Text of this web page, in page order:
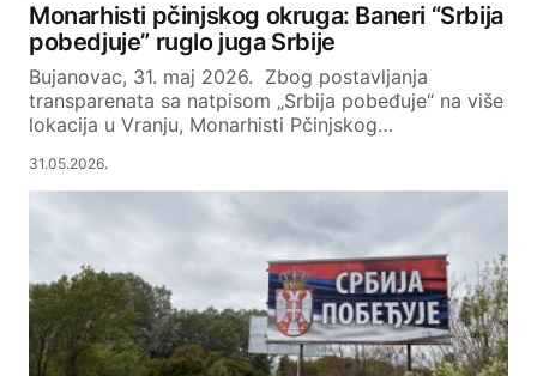
Monarhisti pčinjskog okruga: Baneri “Srbija
pobedjuje” ruglo juga Srbije
​Bujanovac, 31. maj 2026. Zbog postavljanja
transparenata sa natpisom „Srbija pobeđuje“ na više
lokacija u Vranju, Monarhisti Pčinjskog…
31.05.2026.